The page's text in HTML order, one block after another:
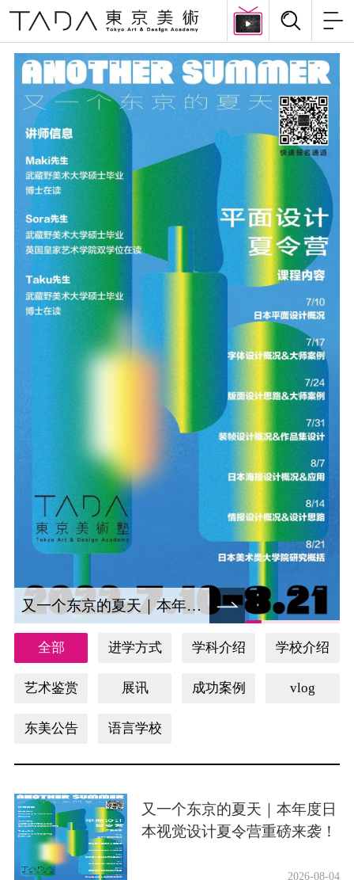
又一个东京的夏天｜本年度日本视觉设计夏令营重磅来袭！
全部 进学方式 学科介绍 学校介绍
艺术鉴赏 展讯 成功案例 vlog
东美公告 语言学校
又一个东京的夏天｜本年度日
本视觉设计夏令营重磅来袭！
2026-08-04